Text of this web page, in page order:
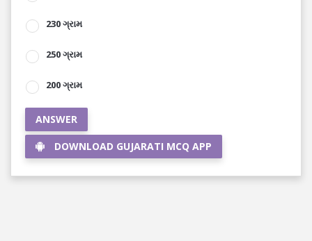
230 ગ્રામ
250 ગ્રામ
200 ગ્રામ
ANSWER
DOWNLOAD GUJARATI MCQ APP